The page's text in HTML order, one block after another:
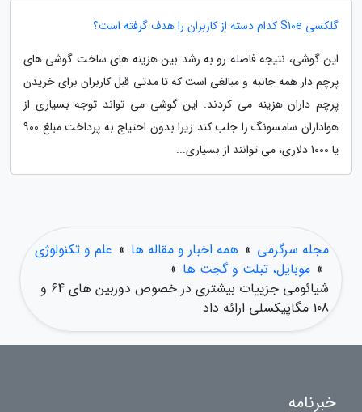
گلکسی S10e کدام دسته از کاربران را هدف گرفته است؟
این گوشی، نتیجه فاصله رو به رشد بین هزینه های ساخت گوشی های
پرچم دار همه جانبه و مبالغی است که تا مدتی قبل کاربران برای خریدن
پرچم داران هزینه می کردند. این گوشی می تواند توجه بسیاری از
هواداران سامسونگ را جلب کند زیرا بدون احتیاج به پرداخت مبلغ 900
یا 1000 دلاری، می توانند از بسیاری...
مجله سرگرمی » همه اخبار و مقاله ها » علم و تکنولوژی
» موبایل، تبلت و گجت ها »
شیائومی جزییات بیشتری در خصوص دوربین های 64 و
108 مگاپیکسلی ارائه داد
خبرنامه